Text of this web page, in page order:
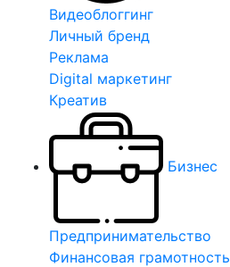
Видеоблоггинг
Личный бренд
Реклама
Digital маркетинг
Креатив
Бизнес
Предпринимательство
Финансовая грамотность